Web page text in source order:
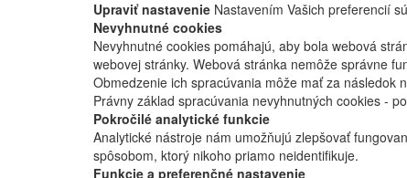
Upraviť nastavenie Nastavením Vašich preferencií
Nevyhnutné cookies
Nevyhnutné cookies pomáhajú, aby bola webová
webovej stránky. Webová stránka nemôže správne
Obmedzenie ich spracúvania môže mať za následok
Právny základ spracúvania nevyhnutných cookies -
Pokročilé analytické funkcie
Analytické nástroje nám umožňujú zlepšovať
spôsobom, ktorý nikoho priamo neidentifikuje.
Funkcie a preferenčné nastavenie